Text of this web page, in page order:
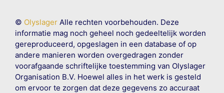
© OlyslagerAlle rechten voorbehouden. Deze
informatie mag noch geheel noch gedeeltelijk worden
gereproduceerd, opgeslagen in een database of op
andere manieren worden overgedragen zonder
voorafgaande schriftelijke toestemming van Olyslager
Organisation B.V. Hoewel alles in het werk is gesteld
om ervoor te zorgen dat deze gegevens zo accuraat